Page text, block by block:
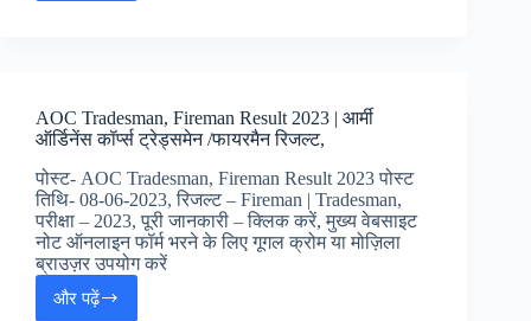
Re
Evaluation
Result
2023
|
सीबीएसई
बोर्ड
रिचेकिंग
रिजल्ट
AOC Tradesman, Fireman Result 2023 | आर्मी
ऑर्डिनेंस कॉर्प्स ट्रेड्समेन /फायरमैन रिजल्ट,
पोस्ट- AOC Tradesman, Fireman Result 2023 पोस्ट
तिथि- 08-06-2023, रिजल्ट – Fireman | Tradesman,
परीक्षा – 2023, पूरी जानकारी – क्लिक करें, मुख्य वेबसाइट
नोट ऑनलाइन फॉर्म भरने के लिए गूगल क्रोम या मोज़िला
ब्राउज़र उपयोग करें
और पढ़ेंAOC